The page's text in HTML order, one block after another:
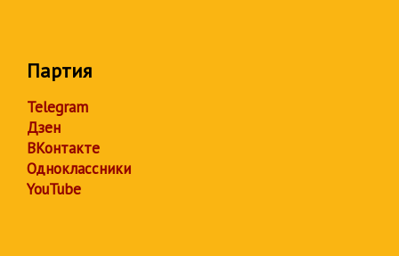
Партия
Telegram
Дзен
ВКонтакте
Одноклассники
YouTube